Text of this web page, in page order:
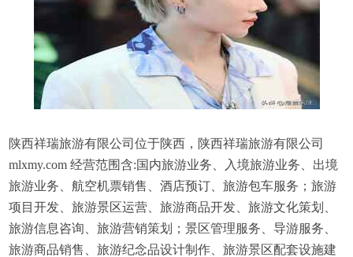
陕西祥瑞旅游有限公司位于陕西，陕西祥瑞旅游有限公司
mlxmy.com 经营范围含:国内旅游业务、入境旅游业务、出境
旅游业务、航空机票销售、酒店预订、旅游包车服务；旅游
项目开发、旅游景区运营、旅游商品开发、旅游文化策划、
旅游信息咨询、旅游营销策划；景区管理服务、导游服务、
旅游商品销售、旅游纪念品设计制作、旅游景区配套设施建